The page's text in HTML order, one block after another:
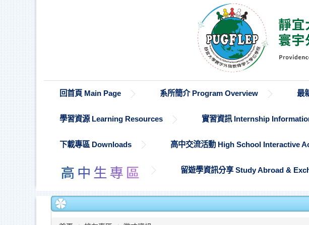
回首頁 Main Page 系所簡介 Program Overview 最
學習資源 Learning Resources 實習資訊 Internship
下載專區 Downloads 高中交流活動 High School Interactive
留遊學資訊分享 Study Abroad &